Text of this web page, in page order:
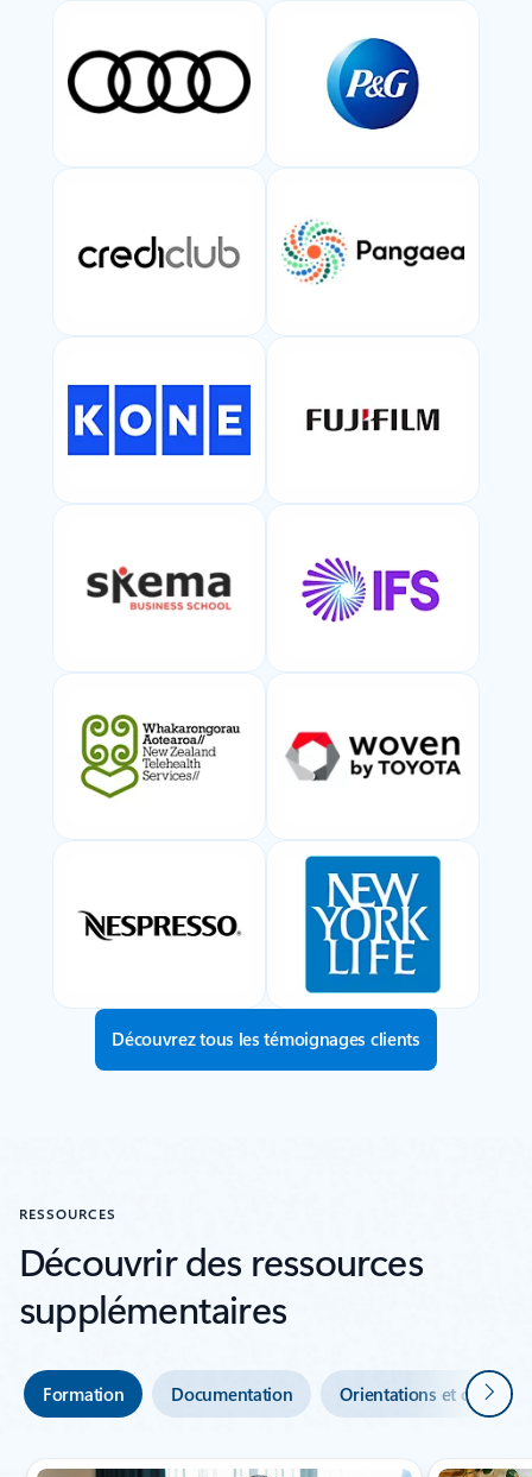
Découvrez tous les témoignages clients
RESSOURCES
Découvrir des ressources
supplémentaires
Formation Documentation Orientations et outils
Affichage de la diapositive 1 de 4